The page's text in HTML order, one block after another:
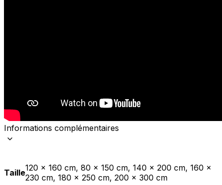
Informations complémentaires
Taille120 x 160 cm, 80 x 150 cm, 140 x 200 cm, 160 x
230 cm, 180 x 250 cm, 200 x 300 cm